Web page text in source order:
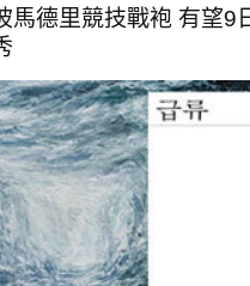
馬德里競技戰袍 有望9